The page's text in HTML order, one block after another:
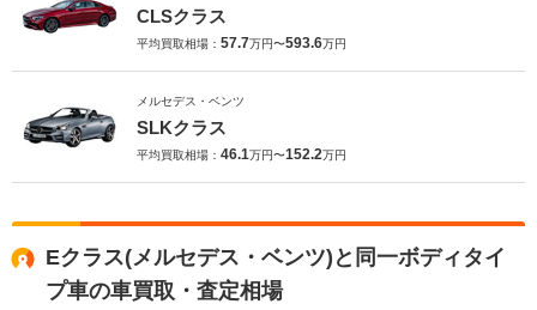
CLSクラス
平均買取相場： 57.7万円〜593.6万円
メルセデス・ベンツ
SLKクラス
平均買取相場： 46.1万円〜152.2万円
Eクラス(メルセデス・ベンツ)と同一ボディタイ
プ車の車買取・査定相場